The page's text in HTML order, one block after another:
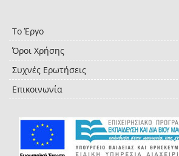
Το Έργο
Όροι Χρήσης
Συχνές Ερωτήσεις
Επικοινωνία